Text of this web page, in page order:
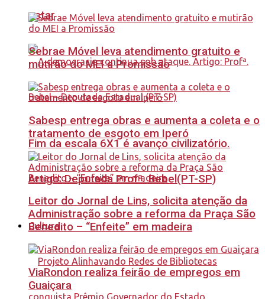
estar
Fim da escala 6X1 é avanço civilizatório.
Artigo: Deputada Profª. Bebel(PT-SP)
Cultura
Sebrae Móvel leva atendimento gratuito e
mutirão do MEI a Promissão
Sabesp entrega obras e aumenta a coleta e o
tratamento de esgoto em Iperó
Leitor do Jornal de Lins, solicita atenção da
Administração sobre a reforma da Praça São
Benedito – “Enfeite” em madeira
ViaRondon realiza feirão de empregos em
Guaiçara